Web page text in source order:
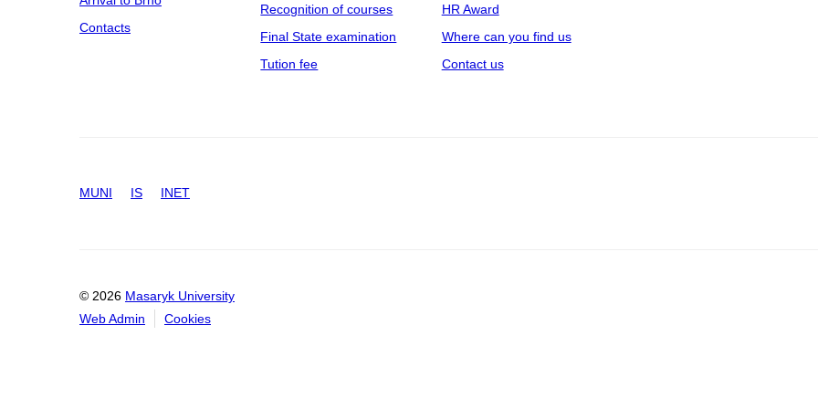
Contacts
Recognition of courses
Final State examination
Tution fee
HR Award
Where can you find us
Contact us
MUNI IS INET
© 2026 Masaryk University
Web Admin
Cookies